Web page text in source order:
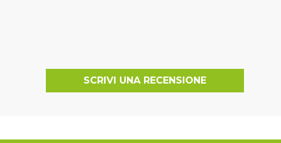
SCRIVI UNA RECENSIONE